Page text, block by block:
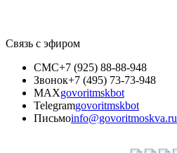
Связь с эфиром
СМС+7 (925) 88-88-948
Звонок+7 (495) 73-73-948
MAXgovoritmskbot
Telegramgovoritmskbot
Письмоinfo@govoritmoskva.ru